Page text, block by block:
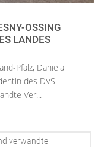
OSSING E
LANDES R
Pfalz, Daniela
des DVS –
Ver...
verwandte